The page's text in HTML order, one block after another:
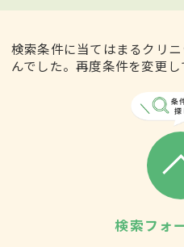
検索条件に当てはまるクリ
んでした。再度条件を変更し
検索フォ